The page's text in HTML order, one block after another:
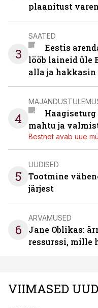
plaanitust
3
SAATED
Eestis
lööb laineid üle
alla ja hakkasin
4
mahtu ja
Bestnet avab uue
5
UUDISED
Tootmine
järjest
6
ARVAMUSED
Jane Oblikas:
ressurssi, mille
VIIMASED